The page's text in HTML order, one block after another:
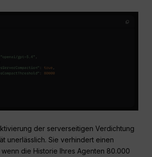
der serverseitigen Verdichtung
unerlässlich. Sie verhindert einen
die Historie Ihres Agenten 80.000